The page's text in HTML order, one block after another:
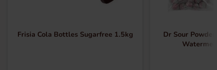
Frisia Cola Bottles Sugarfree 1.5kg
Dr Sour